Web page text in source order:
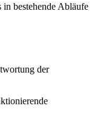
bestehende Abläufe
der